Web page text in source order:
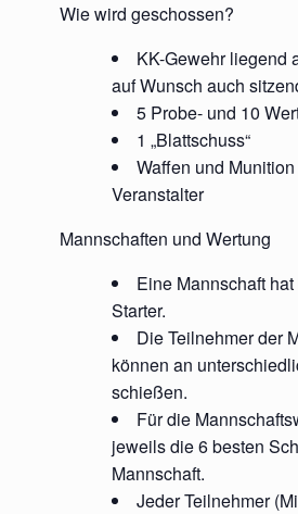
Wie wird geschossen?
KK-Gewehr liegend
auf Wunsch auch
5 Probe- und 10
1 „Blattschuss“
Waffen und
Veranstalter
Mannschaften und Wertung
Eine Mannschaft
Starter.
Die Teilnehmer der
können an
schießen.
Für die
jeweils die 6 besten
Mannschaft.
Jeder Teilnehmer